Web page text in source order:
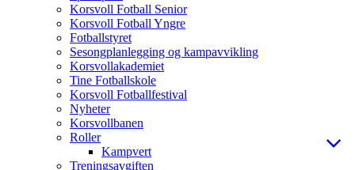
Korsvoll Fotball Senior
Korsvoll Fotball Yngre
Fotballstyret
Sesongplanlegging og kampavvikling
Korsvollakademiet
Tine Fotballskole
Korsvoll Fotballfestival
Nyheter
Korsvollbanen
Roller
Kampvert
Treningsavgiften